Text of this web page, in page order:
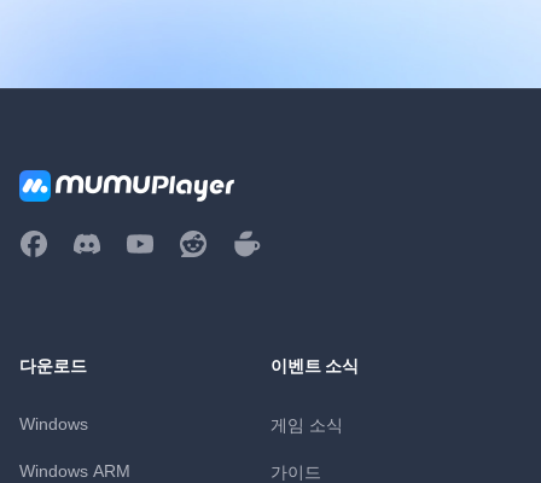
다운로드
Windows
Windows ARM
이벤트 소식
게임 소식
가이드